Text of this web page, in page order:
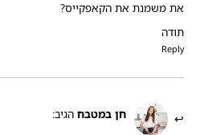
את משמנת את הקאפקייס?
תודה
Reply
חן במטבח הגיב: